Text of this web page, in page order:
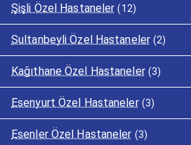
Şişli Özel Hastaneler (12)
Sultanbeyli Özel Hastaneler (2)
Kağıthane Özel Hastaneler (3)
Esenyurt Özel Hastaneler (3)
Esenler Özel Hastaneler (3)